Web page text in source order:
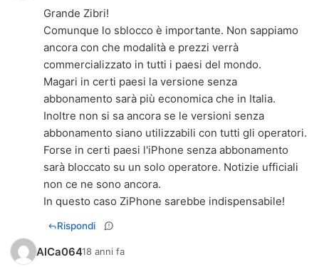
Grande Zibri!
Comunque lo sblocco è importante. Non sappiamo
ancora con che modalità e prezzi verrà
commercializzato in tutti i paesi del mondo.
Magari in certi paesi la versione senza
abbonamento sarà più economica che in Italia.
Inoltre non si sa ancora se le versioni senza
abbonamento siano utilizzabili con tutti gli operatori.
Forse in certi paesi l'iPhone senza abbonamento
sarà bloccato su un solo operatore. Notizie ufficiali
non ce ne sono ancora.
In questo caso ZiPhone sarebbe indispensabile!
Rispondi
AlCa06418 anni fa